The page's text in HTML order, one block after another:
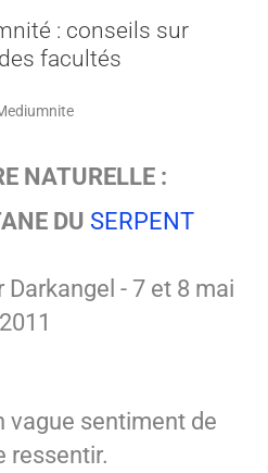
: conseils sur
facultés
NATURELLE :
DU SERPENT
- 7 et 8 mai
2011
vague sentiment de
ressentir.